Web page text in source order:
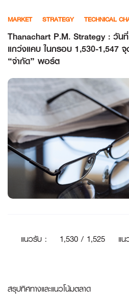
content
MARKET STRATEGY TECHNICAL
Thanachart P.M. Strategy : วัน
แกว่งแคบ ในกรอบ 1,530-1,547
“จำกัด” พอร์ต
แนวรับ: 1,530 / 1,525 แ
สรุปทิศทางและแนวโน้มตลาด